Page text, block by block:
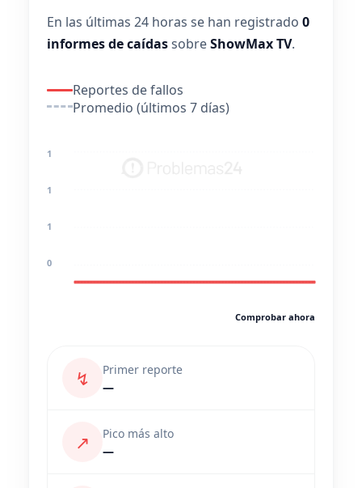
En las últimas 24 horas se han registrado 0
informes de caídassobreShowMax TV.
Reportes de fallos
Promedio (últimos 7 días)
1
1
1
0
Comprobar ahora
↯
Primer reporte
—
↗
Pico más alto
—